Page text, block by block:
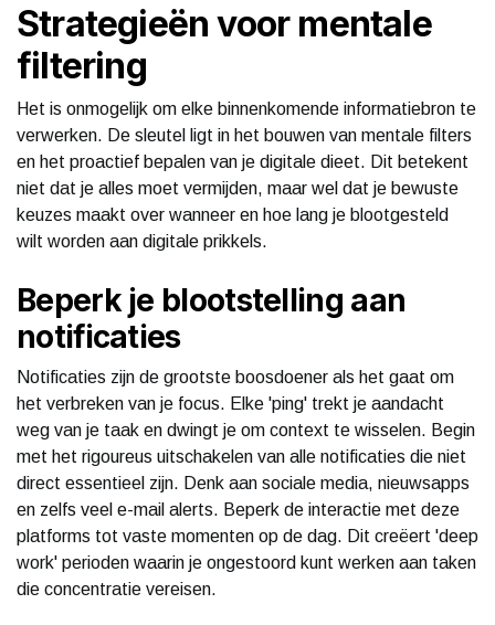
Strategieën voor mentale
filtering
Het is onmogelijk om elke binnenkomende informatiebron te
verwerken. De sleutel ligt in het bouwen van mentale filters
en het proactief bepalen van je digitale dieet. Dit betekent
niet dat je alles moet vermijden, maar wel dat je bewuste
keuzes maakt over wanneer en hoe lang je blootgesteld
wilt worden aan digitale prikkels.
Beperk je blootstelling aan
notificaties
Notificaties zijn de grootste boosdoener als het gaat om
het verbreken van je focus. Elke 'ping' trekt je aandacht
weg van je taak en dwingt je om context te wisselen. Begin
met het rigoureus uitschakelen van alle notificaties die niet
direct essentieel zijn. Denk aan sociale media, nieuwsapps
en zelfs veel e-mail alerts. Beperk de interactie met deze
platforms tot vaste momenten op de dag. Dit creëert 'deep
work' perioden waarin je ongestoord kunt werken aan taken
die concentratie vereisen.